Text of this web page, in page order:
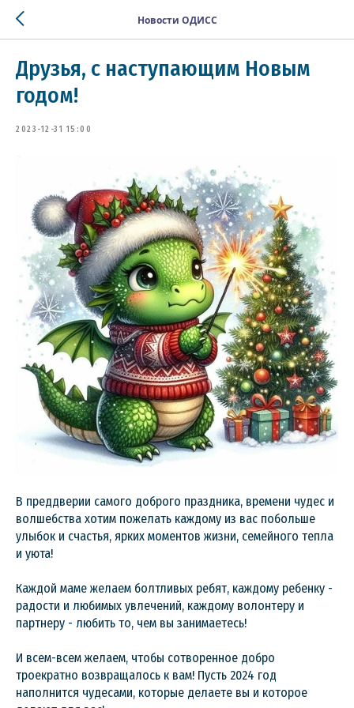
Новости ОДИСС
Друзья, с наступающим Новым
годом!
2023-12-31 15:00
В преддверии самого доброго праздника, времени чудес и
волшебства хотим пожелать каждому из вас побольше
улыбок и счастья, ярких моментов жизни, семейного тепла
и уюта!
Каждой маме желаем болтливых ребят, каждому ребенку -
радости и любимых увлечений, каждому волонтеру и
партнеру - любить то, чем вы занимаетесь!
И всем-всем желаем, чтобы сотворенное добро
троекратно возвращалось к вам! Пусть 2024 год
наполнится чудесами, которые делаете вы и которое